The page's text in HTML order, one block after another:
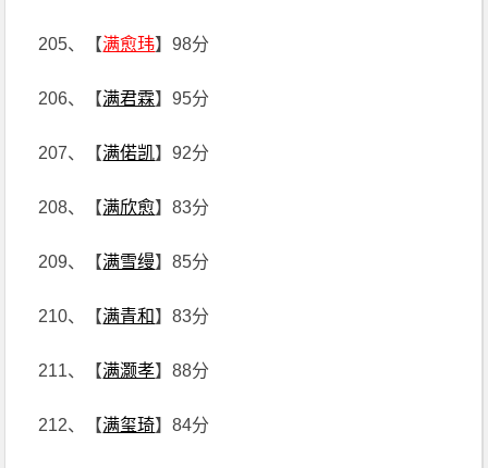
205、【满愈玮】98分
206、【满君霖】95分
207、【满偌凯】92分
208、【满欣愈】83分
209、【满雪缦】85分
210、【满青和】83分
211、【满灏孝】88分
212、【满玺琦】84分